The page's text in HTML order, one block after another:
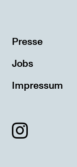
Presse
Jobs
Impressum